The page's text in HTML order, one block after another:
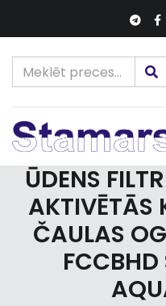
ŪDENS
AKTIVĒTĀS
ČAULAS
FCCBHD